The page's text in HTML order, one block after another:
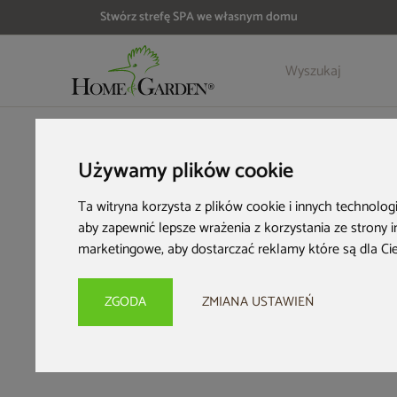
Używamy plików cookie
Ta witryna korzysta z plików cookie i innych
aby zapewnić lepsze wrażenia z korzystania ze strony
marketingowe,aby dostarczać reklamy które są dla
ZGODA ZMIANA USTAWIEŃ
Stwórz strefę SPA we własnym domu
Wyposażenie
Solidna suszarka o optymalnej powierzchni dopasowanej do
HOME & GARDEN!
Praktyczne wyposażenie domu sprawia, że po prostu żyje się w